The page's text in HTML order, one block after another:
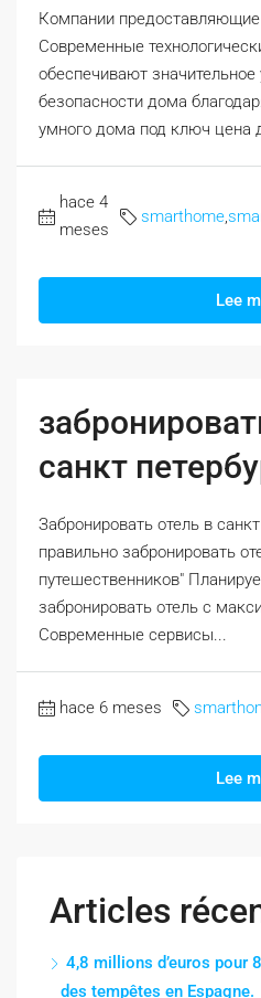
Компании
Современные
обеспечивают
безопасности дома
умного дома под ключ
hace 4
meses
smarthome
Lee
санкт
Забронировать отель в
правильно забронировать
путешественников"
забронировать отель с
Современные сервисы...
hace 6 meses
Lee
Articles
4,8 millions d’euros pour
des tempêtes en Espagne.